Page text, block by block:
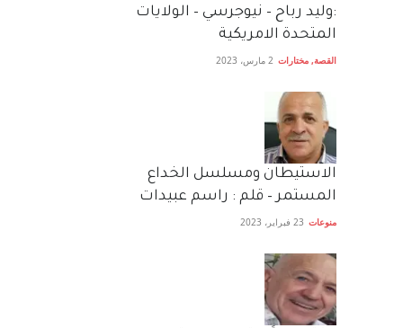
:وليد رباح – نيوجرسي – الولايات
المتحدة الامريكية
القصة, مختارات 2 مارس، 2023
الاستيطان ومسلسل الخداع
المستمر – قلم : راسم عبيدات
منوعات 23 فبراير، 2023